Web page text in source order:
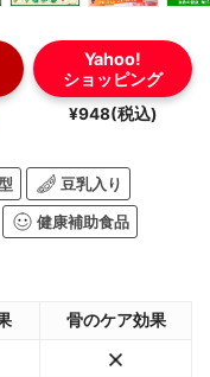
Yahoo!
ショッピング
¥948(税込)
豆乳入り
健康補助食品
骨のケア効果